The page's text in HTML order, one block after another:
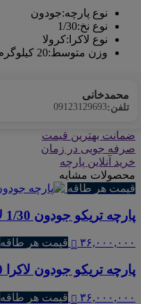
نوع پارچه:جودون
نوع نخ:
1/30
نوع لاکرا :کرولا
وزن متوسط:20 کیلوگرم
محمدخانی
تلفن:09123129693
ضمانت بهترین قیمت
صرفه جویی در زمان
خرید آنلاین پارچه
محصولات مشابه
قیمت هر طاقه
پارچه تریکو جودون 1/30 لاکرا گردباف نوریس | یاسی
۳۶,۰۰۰,۰۰۰ قیمت هر طاقه
پارچه تریکو جودون لاکرا 1/30 راه راه گردباف نوریس | بی ام اس راه راه پهن
۳۶,۰۰۰,۰۰۰ قیمت هر طاقه